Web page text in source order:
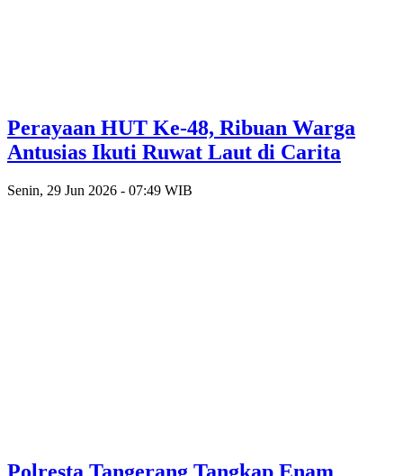
Perayaan HUT Ke-48, Ribuan Warga
Antusias Ikuti Ruwat Laut di Carita
Senin, 29 Jun 2026 - 07:49 WIB
Polresta Tangerang Tangkap Enam